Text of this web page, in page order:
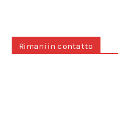
Rimani in contatto